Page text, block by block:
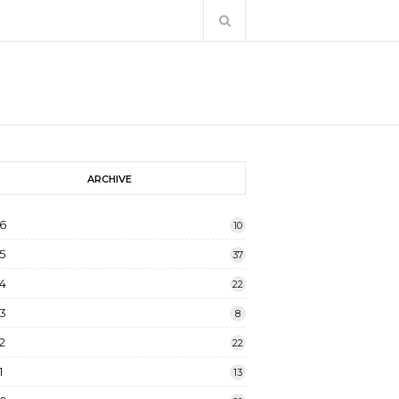
ARCHIVE
10
37
22
8
22
13